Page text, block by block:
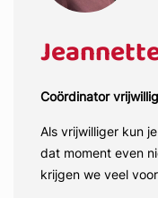
Coördinator
Als vrijwilliger kun
dat moment even
krijgen we veel